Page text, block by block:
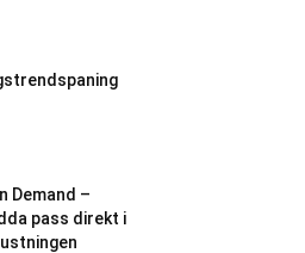
Demand –
pass direkt i